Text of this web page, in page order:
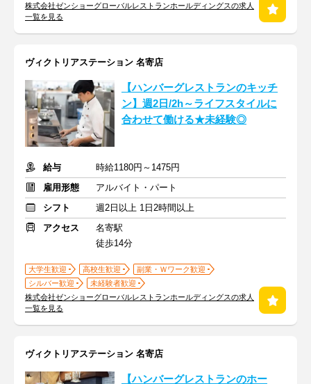
株式会社ゼンショーグローバルレストランホールディングスの求人
一覧を見る
ヴィクトリアステーション 名寄店
【ハンバーグレストランのキッチ
ン】週2日/2h～ライフスタイルに
合わせて働ける★未経験◎
給与
時給1180円～1475円
雇用形態
アルバイト・パート
シフト
週2日以上 1日2時間以上
アクセス
名寄駅
徒歩14分
大学生歓迎 高校生歓迎
副業・Ｗワーク歓迎
シルバー歓迎
未経験者歓迎
株式会社ゼンショーグローバルレストランホールディングスの求人
一覧を見る
ヴィクトリアステーション 名寄店
【ハンバーグレストランのホー